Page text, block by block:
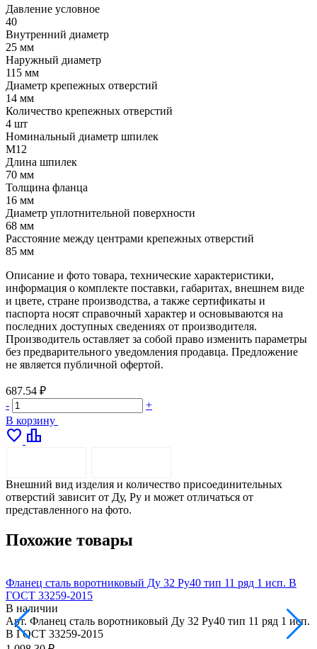
Давление условное
40
Внутренний диаметр
25 мм
Наружный диаметр
115 мм
Диаметр крепежных отверстий
14 мм
Количество крепежных отверстий
4 шт
Номинальный диаметр шпилек
М12
Длина шпилек
70 мм
Толщина фланца
16 мм
Диаметр уплотнительной поверхности
68 мм
Расстояние между центрами крепежных отверстий
85 мм
Описание и фото товара, технические характеристики,
информация о комплекте поставки, габаритах, внешнем виде
и цвете, стране производства, а также сертификаты и
паспорта носят справочный характер и основываются на
последних доступных сведениях от производителя.
Производитель оставляет за собой право изменить параметры
без предварительного уведомления продавца. Предложение
не является публичной офертой.
687.54 ₽
-
+
В корзину
favorite leaderboard
Внешний вид изделия и количество присоединительных
отверстий зависит от Ду, Ру и может отличаться от
представленного на фото.
Похожие товары
Фланец сталь воротниковый Ду 32 Ру40 тип 11 ряд 1 исп. B
ГОСТ 33259-2015
В наличии
Арт. Фланец сталь воротниковый Ду 32 Ру40 тип 11 ряд 1 исп.
B ГОСТ 33259-2015